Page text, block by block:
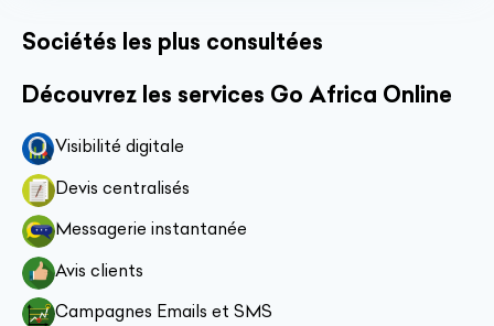
Sociétés les plus consultées
Découvrez les services Go Africa Online
Visibilité digitale
Devis centralisés
Messagerie instantanée
Avis clients
Campagnes Emails et SMS